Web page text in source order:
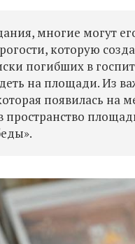
многие могут
которую
погибших в
на площади. Из
появилась на
пространство